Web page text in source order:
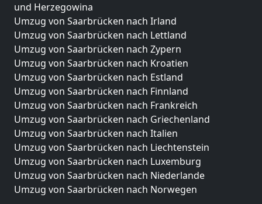
und Herzegowina
Umzug von Saarbrücken nach Irland
Umzug von Saarbrücken nach Lettland
Umzug von Saarbrücken nach Zypern
Umzug von Saarbrücken nach Kroatien
Umzug von Saarbrücken nach Estland
Umzug von Saarbrücken nach Finnland
Umzug von Saarbrücken nach Frankreich
Umzug von Saarbrücken nach Griechenland
Umzug von Saarbrücken nach Italien
Umzug von Saarbrücken nach Liechtenstein
Umzug von Saarbrücken nach Luxemburg
Umzug von Saarbrücken nach Niederlande
Umzug von Saarbrücken nach Norwegen